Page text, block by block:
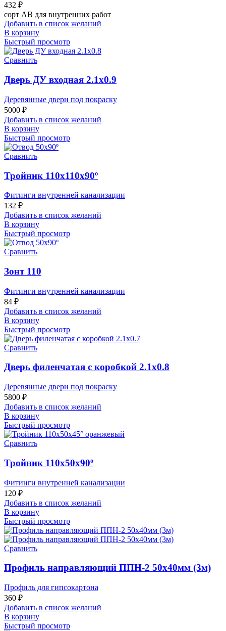
432 ₽
сорт АВ для внутренних работ
Добавить в список желаний
В корзину
Быстрый просмотр
Сравнить
Дверь ДУ входная 2.1х0.9
Деревянные двери под покраску
5000 ₽
Добавить в список желаний
В корзину
Быстрый просмотр
Сравнить
Тройник 110х110х90º
Фитинги внутренней канализации
132 ₽
Добавить в список желаний
В корзину
Быстрый просмотр
Сравнить
Зонт 110
Фитинги внутренней канализации
84 ₽
Добавить в список желаний
В корзину
Быстрый просмотр
Сравнить
Дверь филенчатая с коробкой 2.1х0.8
Деревянные двери под покраску
5800 ₽
Добавить в список желаний
В корзину
Быстрый просмотр
Сравнить
Тройник 110х50х90º
Фитинги внутренней канализации
120 ₽
Добавить в список желаний
В корзину
Быстрый просмотр
Сравнить
Профиль направляющий ППН-2 50х40мм (3м)
Профиль для гипсокартона
360 ₽
Добавить в список желаний
В корзину
Быстрый просмотр